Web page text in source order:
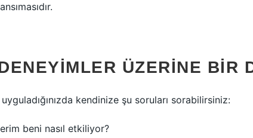
ÜZERINE BIR
kendinize şu soruları sorabilirsiniz:
beni nasıl etkiliyor?